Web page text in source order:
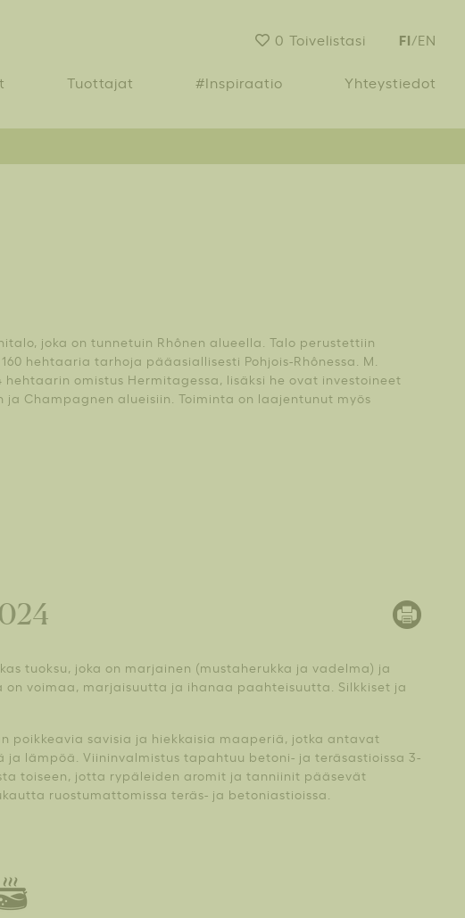
0 Toivelistasi FI/EN
Tuottajat #Inspiraatio Yhteystiedot
joka on tunnetuin Rhônen alueella. Talo perustettiin
hehtaaria tarhoja pääasiallisesti Pohjois-Rhônessa. M.
omistus Hermitagessa, lisäksi he ovat investoineet
ja Champagnen alueisiin. Toiminta on laajentunut myös
tuoksu, joka on marjainen (mustaherukka ja vadelma) ja
on voimaa, marjaisuutta ja ihanaa paahteisuutta. Silkkiset ja
poikkeavia savisia ja hiekkaisia maaperiä, jotka antavat
ja lämpöä. Viininvalmistus tapahtuu betoni- ja teräsastioissa 3-
toiseen, jotta rypäleiden aromit ja tanniinit pääsevät
ruostumattomissa teräs- ja betoniastioissa.